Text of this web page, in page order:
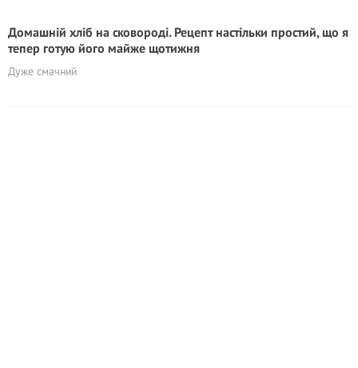
Домашній хліб на сковороді. Рецепт настільки простий, що я
тепер готую його майже щотижня
Дуже смачний